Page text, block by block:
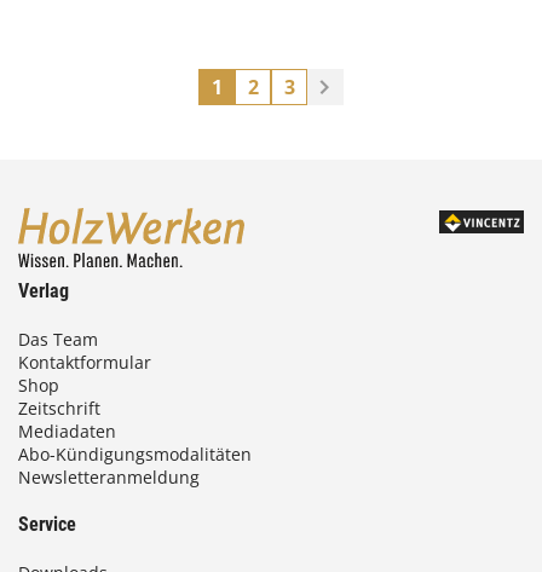
1 2 3
Verlag
Das Team
Kontaktformular
Shop
Zeitschrift
Mediadaten
Abo-Kündigungsmodalitäten
Newsletteranmeldung
Service